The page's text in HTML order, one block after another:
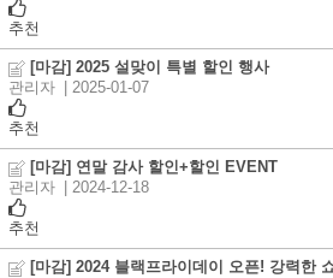
추천
[마감] 2025 설맞이 특별 할인 행사
관리자
| 2025-01-07
추천
[마감] 연말 감사 할인+할인 EVENT
관리자
| 2024-12-18
추천
[마감] 2024 블랙프라이데이 오픈! 강력한